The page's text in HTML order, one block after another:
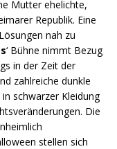
Mutter ehelichte,
Republik. Eine
nah zu
‘ Bühne nimmt Bezug
in der Zeit der
zahlreiche dunkle
schwarzer Kleidung
Die
stellen sich